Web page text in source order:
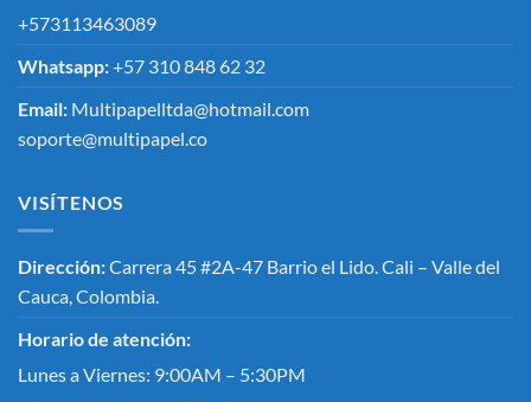
+573113463089
Whatsapp:+57 310 848 62 32
Email: Multipapelltda@hotmail.com
soporte@multipapel.co
VISÍTENOS
Dirección:Carrera 45 #2A-47 Barrio el Lido. Cali – Valle del
Cauca, Colombia.
Horario de atención:
Lunes a Viernes: 9:00AM – 5:30PM